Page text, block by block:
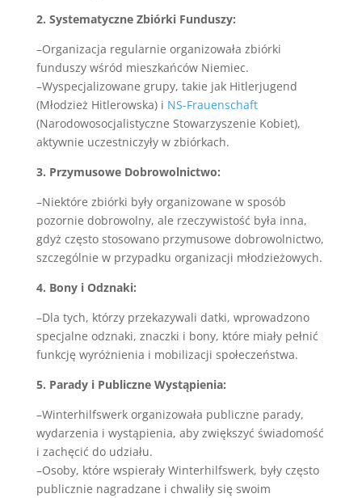
2. Systematyczne Zbiórki Funduszy:
–Organizacja regularnie organizowała zbiórki
funduszy wśród mieszkańców Niemiec.
–Wyspecjalizowane grupy, takie jak Hitlerjugend
(Młodzież Hitlerowska) i NS-Frauenschaft
(Narodowosocjalistyczne Stowarzyszenie Kobiet),
aktywnie uczestniczyły w zbiórkach.
3. Przymusowe Dobrowolnictwo:
–Niektóre zbiórki były organizowane w sposób
pozornie dobrowolny, ale rzeczywistość była inna,
gdyż często stosowano przymusowe dobrowolnictwo,
szczególnie w przypadku organizacji młodzieżowych.
4. Bony i Odznaki:
–Dla tych, którzy przekazywali datki, wprowadzono
specjalne odznaki, znaczki i bony, które miały pełnić
funkcję wyróżnienia i mobilizacji społeczeństwa.
5. Parady i Publiczne Wystąpienia:
–Winterhilfswerk organizowała publiczne parady,
wydarzenia i wystąpienia, aby zwiększyć świadomość
i zachęcić do udziału.
–Osoby, które wspierały Winterhilfswerk, były często
publicznie nagradzane i chwaliły się swoim